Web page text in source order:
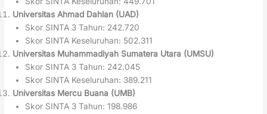
Universitas Ahmad Dahlan (UAD)
Skor SINTA 3 Tahun: 242.720
Skor SINTA Keseluruhan: 502.311
Universitas Muhammadiyah Sumatera Utara (UMSU)
Skor SINTA 3 Tahun: 242.045
Skor SINTA Keseluruhan: 389.211
Universitas Mercu Buana (UMB)
Skor SINTA 3 Tahun: 198.986